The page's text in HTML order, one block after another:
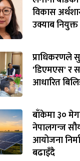
विकास
उक्याब नियुक्त
प्राधिकरणले
'डिएमएस' र
आधारित
बाँकेमा ३०
नेपालगन्ज
आयोजना
बढाइँदै